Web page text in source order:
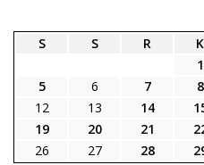
S
S R K
1
5
6 7 8
12
13 14
19
20 21
26
27 28